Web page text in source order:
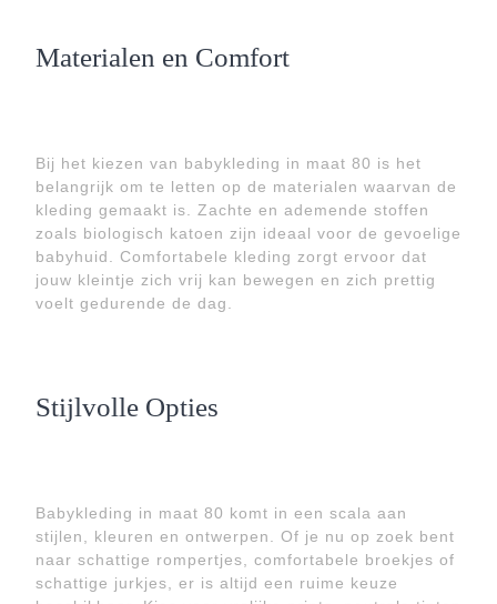
Materialen en Comfort
Bij het kiezen van babykleding in maat 80 is het
belangrijk om te letten op de materialen waarvan de
kleding gemaakt is. Zachte en ademende stoffen
zoals biologisch katoen zijn ideaal voor de gevoelige
babyhuid. Comfortabele kleding zorgt ervoor dat
jouw kleintje zich vrij kan bewegen en zich prettig
voelt gedurende de dag.
Stijlvolle Opties
Babykleding in maat 80 komt in een scala aan
stijlen, kleuren en ontwerpen. Of je nu op zoek bent
naar schattige rompertjes, comfortabele broekjes of
schattige jurkjes, er is altijd een ruime keuze